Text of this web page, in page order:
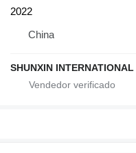
2022
China
SHUNXIN